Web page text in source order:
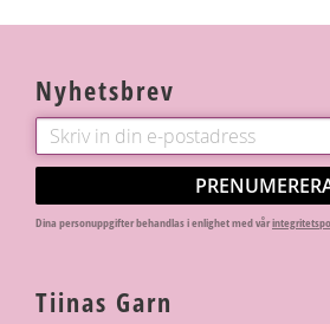
Nyhetsbrev
Dina personuppgifter behandlas i enlighet med vår
Tiinas Garn